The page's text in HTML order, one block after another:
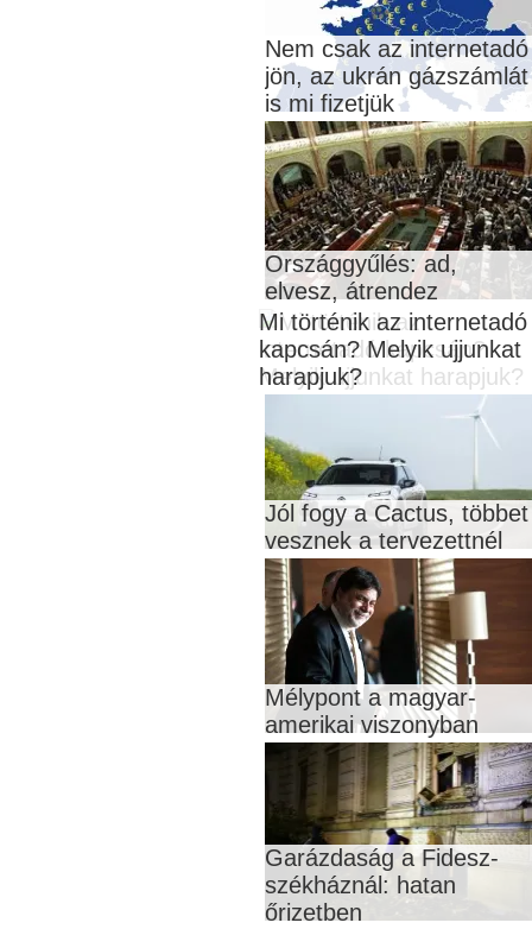
Nem csak az internetadó
jön, az ukrán gázszámlát
is mi fizetjük
Országgyűlés: ad,
elvesz, átrendez
Mi történik az internetadó
kapcsán? Melyik ujjunkat
harapjuk?
Jól fogy a Cactus, többet
vesznek a tervezettnél
Mélypont a magyar-
amerikai viszonyban
Garázdaság a Fidesz-
székháznál: hatan
őrizetben